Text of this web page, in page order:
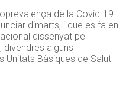
de la Covid-19
dimarts, i que es fa en
dissenyat pel
divendres alguns
Unitats Bàsiques de Salut